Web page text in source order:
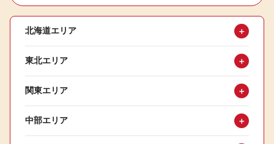
北海道エリア ＋
東北エリア ＋
関東エリア ＋
中部エリア ＋